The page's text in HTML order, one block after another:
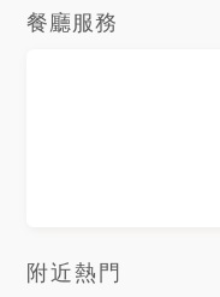
餐廳服務
附近熱門